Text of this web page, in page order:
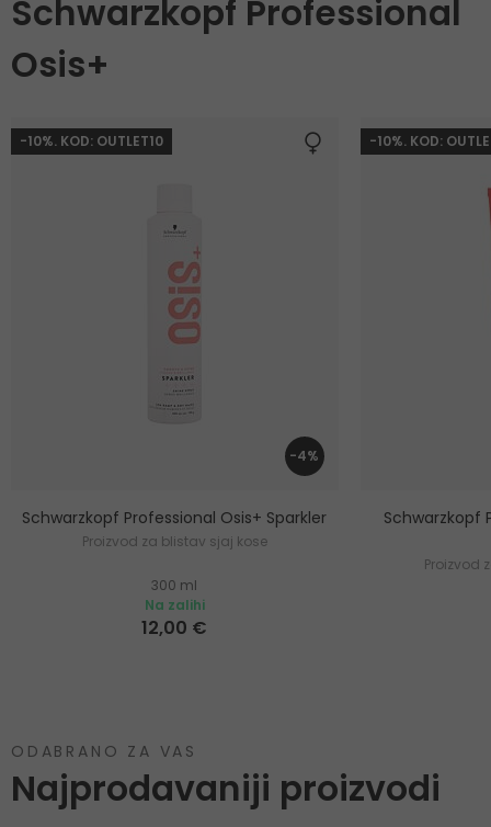
Schwarzkopf Professional
Osis+
-10%. KOD: OUTLET10
-4%
Schwarzkopf Professional Osis+ Sparkler
Proizvod za blistav sjaj kose
300 ml
Na zalihi
12,00 €
-10%. KOD:
Schwarzkopf
Proizvod
ODABRANO ZA VAS
Najprodavaniji proizvodi